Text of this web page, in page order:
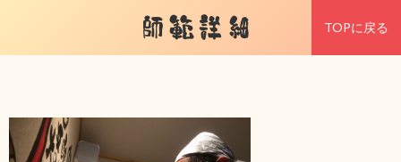
師範詳細 TOPに戻る